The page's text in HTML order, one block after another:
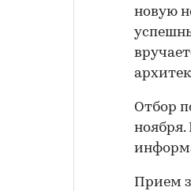
новую
Отбор
Прием